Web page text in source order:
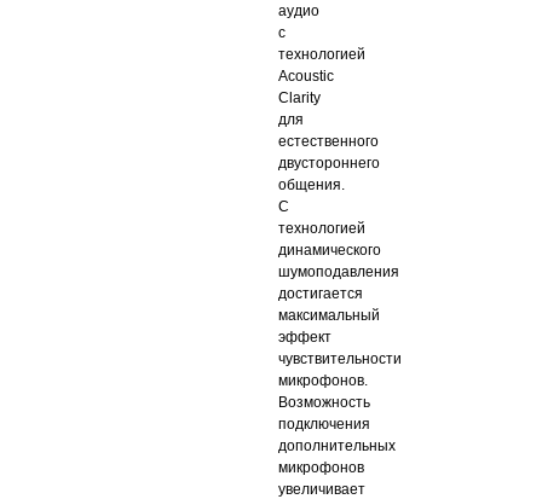
аудио
с
технологией
Acoustic
Clarity
для
естественного
двустороннего
общения.
С
технологией
динамического
шумоподавления
достигается
максимальный
эффект
чувствительности
микрофонов.
Возможность
подключения
дополнительных
микрофонов
увеличивает